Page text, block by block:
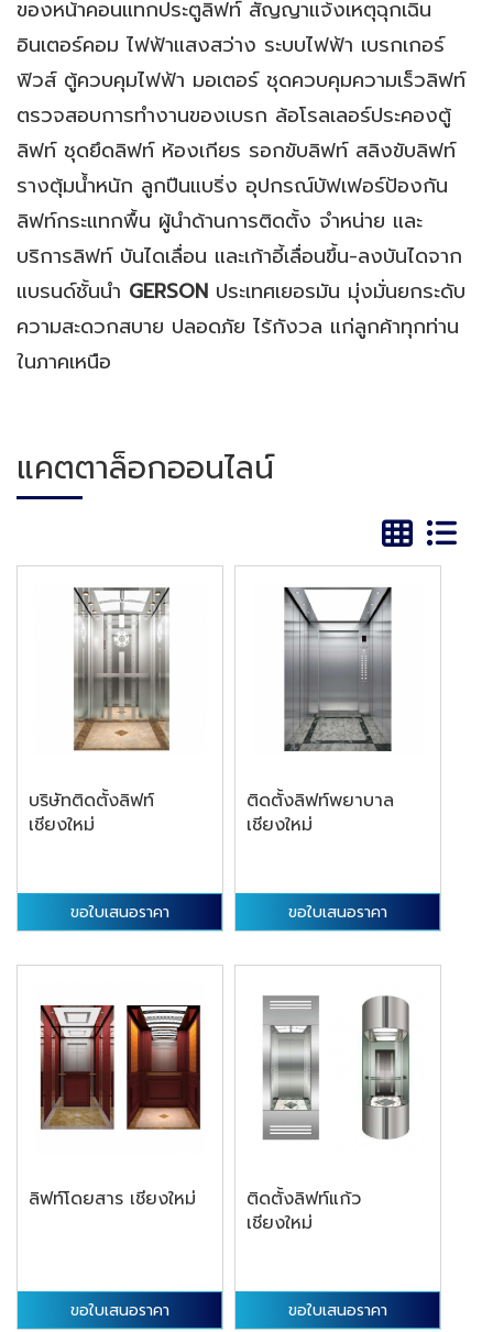
ของหน้าคอนแทกประตูลิฟท์ สัญญาแจ้งเหตุฉุกเฉิน
อินเตอร์คอม ไฟฟ้าแสงสว่าง ระบบไฟฟ้า เบรกเกอร์
ฟิวส์ ตู้ควบคุมไฟฟ้า มอเตอร์ ชุดควบคุมความเร็วลิฟท์
ตรวจสอบการทำงานของเบรก ล้อโรลเลอร์ประคองตู้
ลิฟท์ ชุดยึดลิฟท์ ห้องเกียร รอกขับลิฟท์ สลิงขับลิฟท์
รางตุ้มน้ำหนัก ลูกปืนแบริ่ง อุปกรณ์บัฟเฟอร์ป้องกัน
ลิฟท์กระแทกพื้น ผู้นำด้านการติดตั้ง จำหน่าย และ
บริการลิฟท์ บันไดเลื่อน และเก้าอี้เลื่อนขึ้น-ลงบันไดจาก
แบรนด์ชั้นนำ GERSON ประเทศเยอรมัน มุ่งมั่นยกระดับ
ความสะดวกสบาย ปลอดภัย ไร้กังวล แก่ลูกค้าทุกท่าน
ในภาคเหนือ
แคตตาล็อกออนไลน์
บริษัทติดตั้งลิฟท์
เชียงใหม่
ขอใบเสนอราคา
ติดตั้งลิฟท์พยาบาล
เชียงใหม่
ขอใบเสนอราคา
ลิฟท์โดยสาร เชียงใหม่
ขอใบเสนอราคา
ติดตั้งลิฟท์แก้ว
เชียงใหม่
ขอใบเสนอราคา